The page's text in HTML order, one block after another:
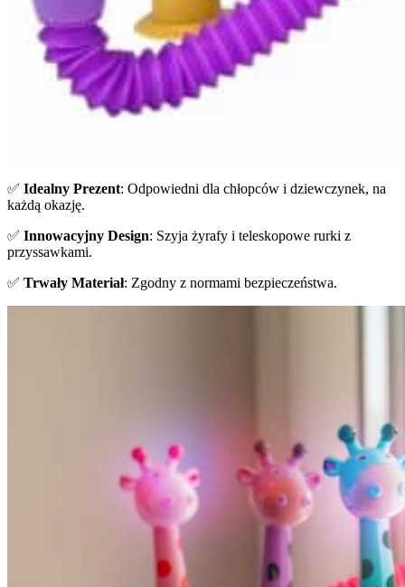
✅ Idealny Prezent: Odpowiedni dla chłopców i dziewczynek, na
każdą okazję.
✅ Innowacyjny Design: Szyja żyrafy i teleskopowe rurki z
przyssawkami.
✅ Trwały Materiał: Zgodny z normami bezpieczeństwa.